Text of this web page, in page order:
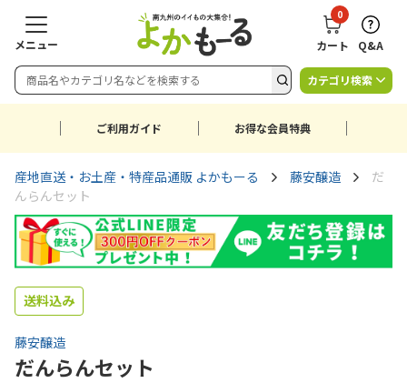
メニュー
0
カート Q&A
カテゴリ検索
ご利用ガイド お得な会員特典
産地直送・お土産・特産品通販 よかもーる 藤安醸造
だ
んらんセット
送料込み
藤安醸造
だんらんセット